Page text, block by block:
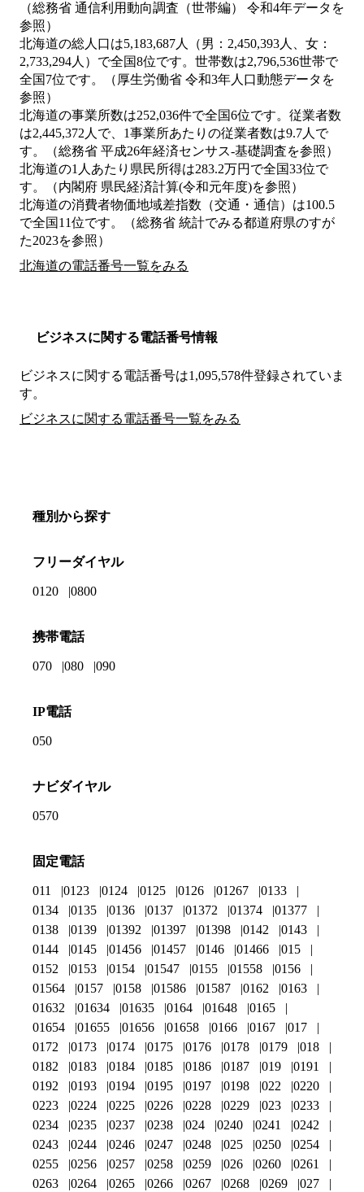
（総務省 通信利用動向調査（世帯編） 令和4年データを
参照）
北海道の総人口は5,183,687人（男：2,450,393人、女：
2,733,294人）で全国8位です。世帯数は2,796,536世帯で
全国7位です。（厚生労働省 令和3年人口動態データを
参照）
北海道の事業所数は252,036件で全国6位です。従業者数
は2,445,372人で、1事業所あたりの従業者数は9.7人で
す。（総務省 平成26年経済センサス‐基礎調査を参照）
北海道の1人あたり県民所得は283.2万円で全国33位で
す。（内閣府 県民経済計算(令和元年度)を参照）
北海道の消費者物価地域差指数（交通・通信）は100.5
で全国11位です。（総務省 統計でみる都道府県のすが
た2023を参照）
北海道の電話番号一覧をみる
ビジネスに関する電話番号情報
ビジネスに関する電話番号は1,095,578件登録されていま
す。
ビジネスに関する電話番号一覧をみる
種別から探す
フリーダイヤル
0120 0800
携帯電話
070 080 090
IP電話
050
ナビダイヤル
0570
固定電話
011 0123 0124 0125 0126 01267
0133
0134
0135 0136 0137 01372 01374
01377
0138
0139 01392 01397 01398 0142
0143
0144
0145 01456 01457 0146 01466
015
0152
0153 0154 01547 0155 01558
0156
01564
0157 0158 01586 01587 0162
0163
01632
01634 01635 0164 01648
0165
01654
01655 01656 01658 0166 0167
017
0172
0173 0174 0175 0176 0178 0179
018
0182
0183 0184 0185 0186 0187 019
0191
0192
0193 0194 0195 0197 0198 022
0220
0223
0224 0225 0226 0228 0229 023
0233
0234
0235 0237 0238 024 0240 0241
0242
0243
0244 0246 0247 0248 025 0250
0254
0255
0256 0257 0258 0259 026 0260
0261
0263
0264 0265 0266 0267 0268 0269 027